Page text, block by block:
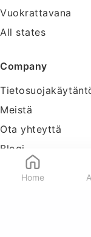
Home
Vuokrattavana
All states
Company
Meistä
Ota yhteyttä
Blogi
Tools